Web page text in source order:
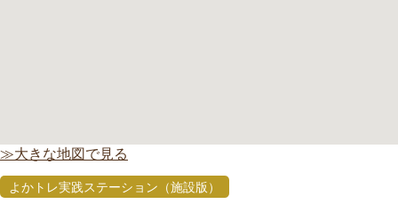
≫大きな地図で見る
よかトレ実践ステーション（施設版）